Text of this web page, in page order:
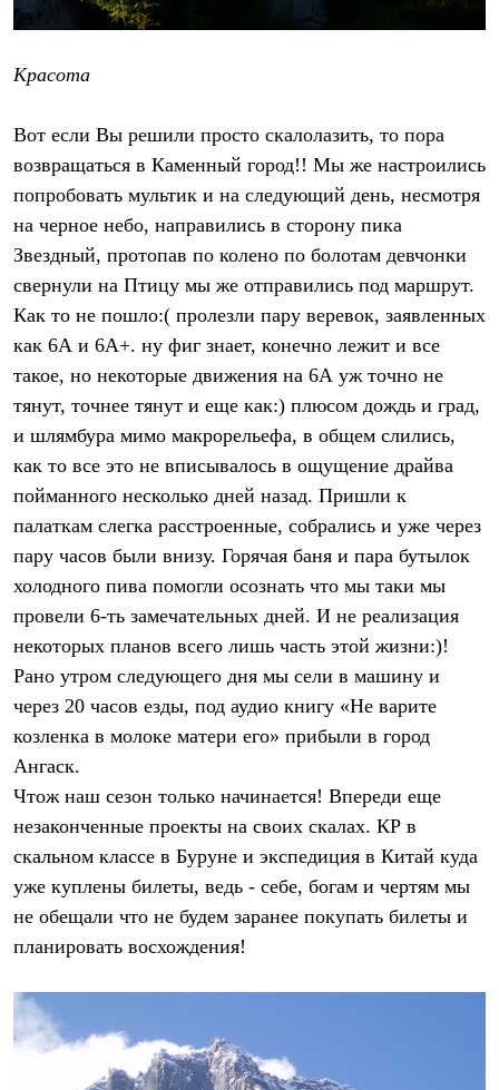
Красота
Вот если Вы решили просто скалолазить, то пора
возвращаться в Каменный город!! Мы же настроились
попробовать мультик и на следующий день, несмотря
на черное небо, направились в сторону пика
Звездный, протопав по колено по болотам девчонки
свернули на Птицу мы же отправились под маршрут.
Как то не пошло:( пролезли пару веревок, заявленных
как 6А и 6А+. ну фиг знает, конечно лежит и все
такое, но некоторые движения на 6А уж точно не
тянут, точнее тянут и еще как:) плюсом дождь и град,
и шлямбура мимо макрорельефа, в общем слились,
как то все это не вписывалось в ощущение драйва
пойманного несколько дней назад. Пришли к
палаткам слегка расстроенные, собрались и уже через
пару часов были внизу. Горячая баня и пара бутылок
холодного пива помогли осознать что мы таки мы
провели 6-ть замечательных дней. И не реализация
некоторых планов всего лишь часть этой жизни:)!
Рано утром следующего дня мы сели в машину и
через 20 часов езды, под аудио книгу «Не варите
козленка в молоке матери его» прибыли в город
Ангаск.
Чтож наш сезон только начинается! Впереди еще
незаконченные проекты на своих скалах. КР в
скальном классе в Буруне и экспедиция в Китай куда
уже куплены билеты, ведь - себе, богам и чертям мы
не обещали что не будем заранее покупать билеты и
планировать восхождения!